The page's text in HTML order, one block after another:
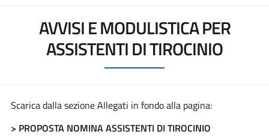
AVVISI E MODULISTICA PER
ASSISTENTI DI TIROCINIO
Scarica dalla sezione Allegati in fondo alla pagina:
> PROPOSTA NOMINA ASSISTENTI DI TIROCINIO